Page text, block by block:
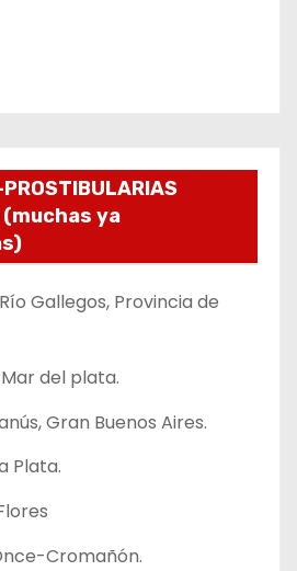
PROSTIBULARIAS
(muchas ya
Gallegos, Provincia de
del plata.
Gran Buenos Aires.
Plata.
Cromañón.